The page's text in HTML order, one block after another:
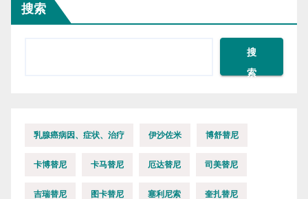
搜索
搜
索
乳腺癌病因、症状、治疗 伊沙佐米 博舒替尼
卡博替尼 卡马替尼 厄达替尼 司美替尼
吉瑞替尼 图卡替尼 塞利尼索 奎扎替尼